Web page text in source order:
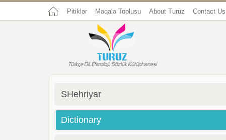
Pitiklər Məqalə Toplusu About Turuz Contact Us
SHehriyar
Dictionary